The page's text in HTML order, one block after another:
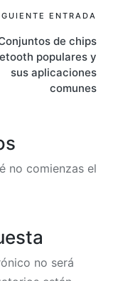
ENTRADA
de chips
populares y
sus aplicaciones
comunes
no comienzas el
no será